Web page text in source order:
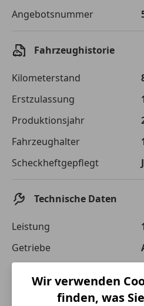
Effektivzinsatz
Sollzinssatz
Monatliche Rate €
Die tatsächlichen Konditionen sind
von der von Ihnen gewählten Bank.
Jahre. Zinsspanne Sollzinssatz: 2,90% -
Jetzt
Angebotsnummer
Fahrzeughistorie
Kilometerstand
Erstzulassung
Produktionsjahr
Fahrzeughalter
Scheckheftgepflegt
Technische Daten
Leistung
Getriebe
Leergewicht
Wir verwenden
finden, was